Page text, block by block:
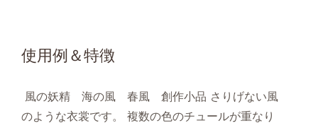
使用例＆特徴
風の妖精 海の風 春風 創作小品 さりげない風
のような衣裳です。 複数の色のチュールが重なり